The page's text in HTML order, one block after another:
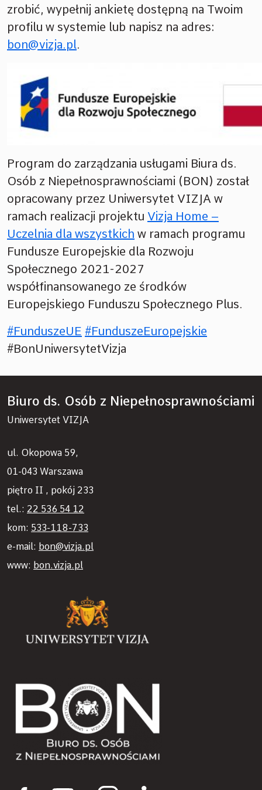
zrobić, wypełnij ankietę dostępną na Twoim
profilu w systemie lub napisz na adres:
bon@vizja.pl.
Program do zarządzania usługami Biura ds.
Osób z Niepełnosprawnościami (BON) został
opracowany przez Uniwersytet VIZJA w
ramach realizacji projektu Vizja Home –
Uczelnia dla wszystkich w ramach programu
Fundusze Europejskie dla Rozwoju
Społecznego 2021-2027
współfinansowanego ze środków
Europejskiego Funduszu Społecznego Plus.
#FunduszeUE #FunduszeEuropejskie
#BonUniwersytetVizja
Biuro ds. Osób z Niepełnosprawnościami
Uniwersytet VIZJA
ul. Okopowa 59,
01-043 Warszawa
piętro II , pokój 233
tel.: 22 536 54 12
kom: 533-118-733
e-mail: bon@vizja.pl
www: bon.vizja.pl